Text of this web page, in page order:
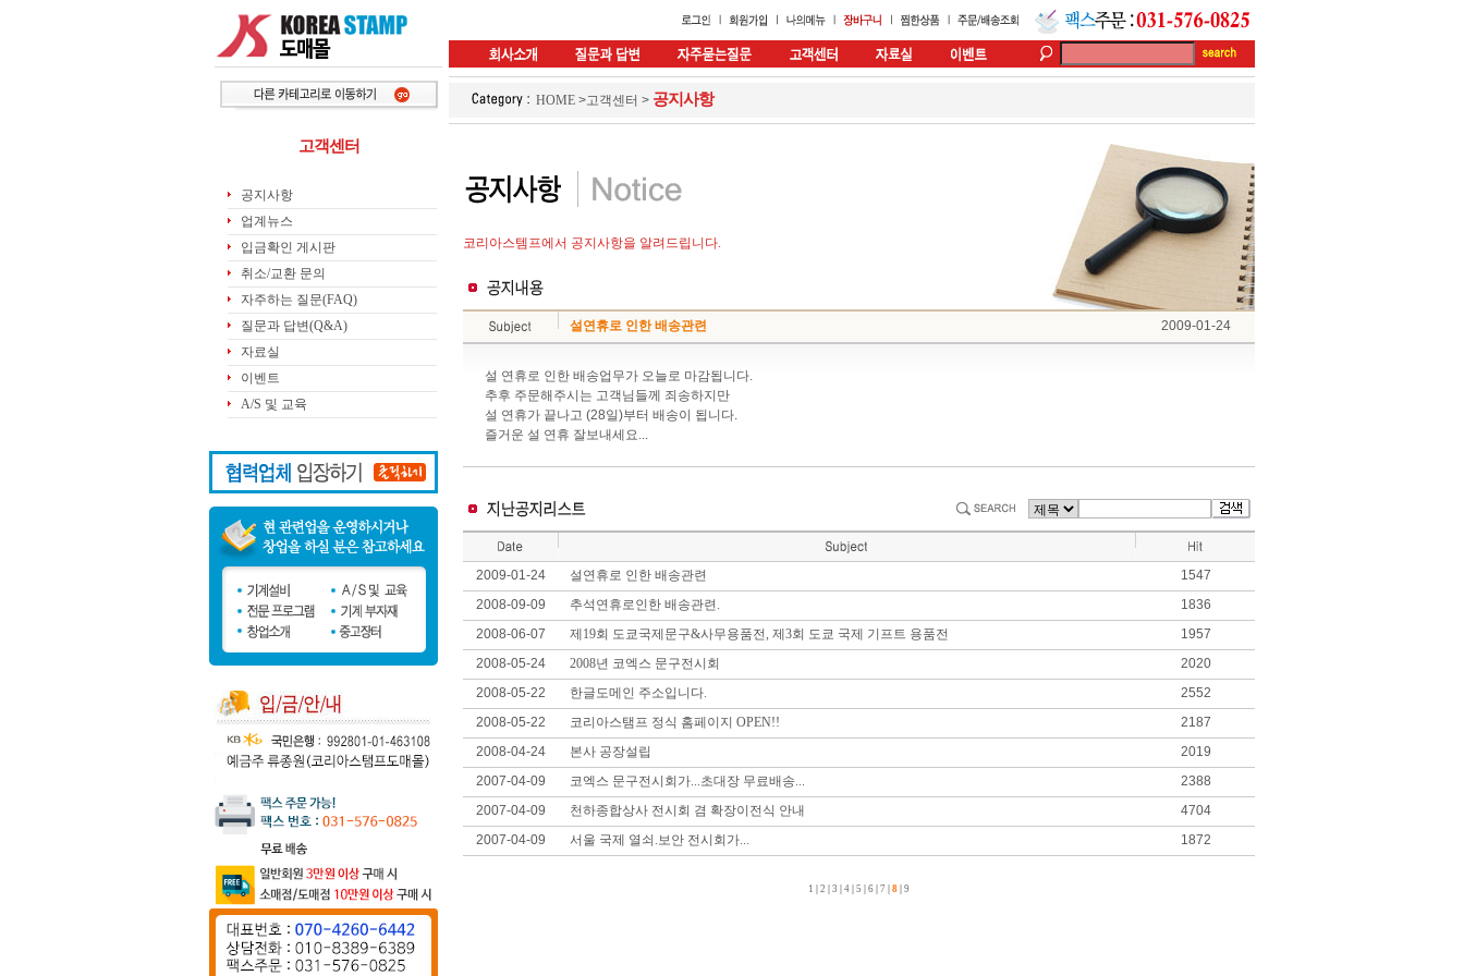
고객센터
공지사항
업계뉴스
입금확인 게시판
취소/교환 문의
자주하는 질문(FAQ)
질문과 답변(Q&A)
자료실
이벤트
A/S 및 교육
HOME >고객센터 > 공지사항
코리아스템프에서 공지사항을 알려드립니다.
설연휴로 인한 배송관련 2009-01-24
설 연휴로 인한 배송업무가 오늘로 마감됩니다.
추후 주문해주시는 고객님들께 죄송하지만
설 연휴가 끝나고 (28일)부터 배송이 됩니다.
즐거운 설 연휴 잘보내세요...
2009-01-24 설연휴로 인한 배송관련
1547
2008-09-09
추석연휴로인한 배송관련.
1836
2008-06-07
제19회 도쿄국제문구&사무용품전, 제3회 도쿄 국제 기프트 용품전
1957
2008-05-24
2008년 코엑스 문구전시회
2020
2008-05-22
한글도메인 주소입니다.
2552
2008-05-22
코리아스탬프 정식 홈페이지 OPEN!!
2187
2008-04-24
본사 공장설립
2019
2007-04-09
코엑스 문구전시회가...초대장 무료배송...
2388
2007-04-09
천하종합상사 전시회 겸 확장이전식 안내
4704
2007-04-09
서울 국제 열쇠.보안 전시회가... 1872
1 2 3 4 5 6 7 8 9